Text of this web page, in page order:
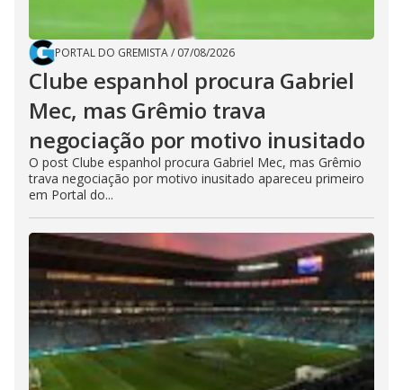
PORTAL DO GREMISTA/ 07/08/2026
Clube espanhol procura Gabriel
Mec, mas Grêmio trava
negociação por motivo inusitado
O post Clube espanhol procura Gabriel Mec, mas Grêmio
trava negociação por motivo inusitado apareceu primeiro
em Portal do...